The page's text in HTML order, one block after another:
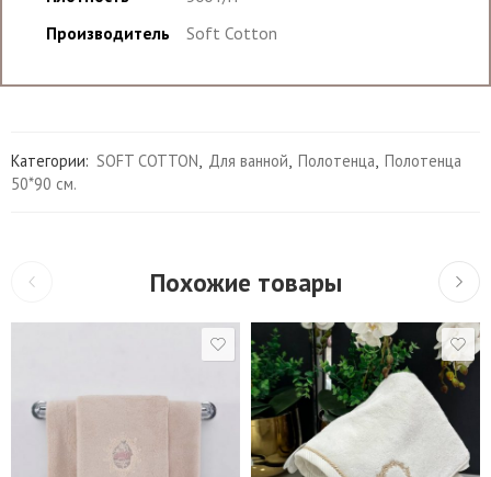
Производитель
Soft Cotton
Категории: SOFT COTTON, Для ванной, Полотенца, Полотенца
50*90 см.
Похожие товары